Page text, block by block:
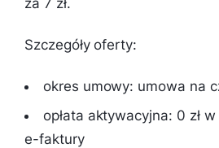
za 7 zł.
Szczegóły oferty:
okres umowy: umowa na
opłata aktywacyjna: 0 zł
e-faktury